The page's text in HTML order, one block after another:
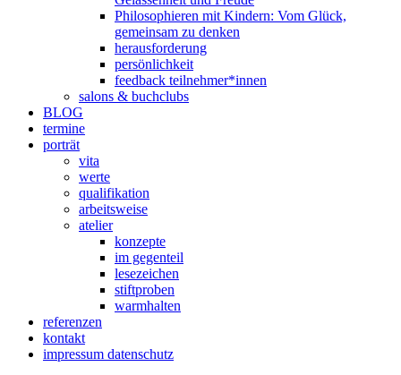
Philosophieren mit Kindern: Vom Glück,
gemeinsam zu denken
herausforderung
persönlichkeit
feedback teilnehmer*innen
salons & buchclubs
BLOG
termine
porträt
vita
werte
qualifikation
arbeitsweise
atelier
konzepte
im gegenteil
lesezeichen
stiftproben
warmhalten
referenzen
kontakt
impressum datenschutz